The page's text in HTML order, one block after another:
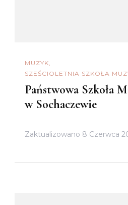
MUZYK
SZEŚCIOLETNIA SZKOŁA
Państwowa Szkoła
w Sochaczewie
Zaktualizowano 8 Czerwca